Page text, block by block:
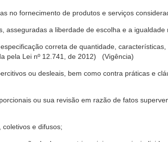
no fornecimento de produtos e serviços
a liberdade de escolha e a igualdade
correta de quantidade,
Lei nº 12.741, de 2012) (Vigência)
ou desleais, bem como contra práticas e
ou sua revisão em razão de fatos
e difusos;